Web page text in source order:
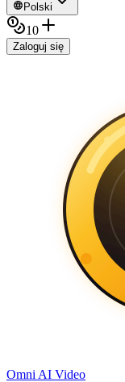
Polski
10
Zaloguj się
Omni AI Video